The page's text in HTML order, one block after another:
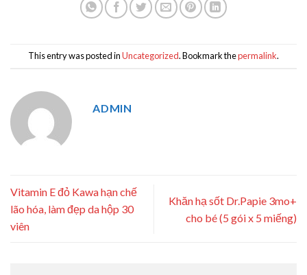
This entry was posted inUncategorized. Bookmark thepermalink.
ADMIN
Vitamin E đỏ Kawa hạn chế
lão hóa, làm đẹp da hộp 30
viên
Khăn hạ sốt Dr.Papie 3mo+
cho bé (5 gói x 5 miếng)